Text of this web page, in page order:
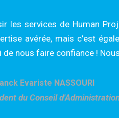
les services de Human
avérée, mais c’est
de nous faire confiance !
Evariste NASSOURI
du Conseil